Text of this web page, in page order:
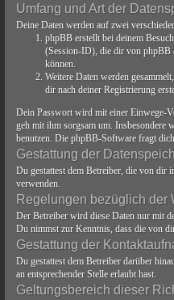
Umfang und Art der
Deine Daten werden auf zwei
phpBB erstellt bei deinem
(Session-ID), die dir von phpBB
können.
Weitere Daten werden
dir nach deiner Registrierung
Dein Passwort wird mit einer Einwege-
geh mit ihm sorgsam um. Insbesondere
benutzen. Die phpBB-Software fragt
Gestattung der
Du gestattest dem Betreiber, die von dir
verwenden.
Regelungen bezüglich der
Der Betreiber wird diese Daten nur mit
Du nimmst zur Kenntnis, dass die von
Gestattung der
Du gestattest dem Betreiber darüber
an entsprechender Stelle erlaubt hast.
Geltungsbereich dieser